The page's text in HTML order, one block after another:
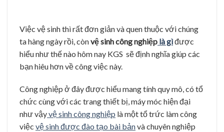
Việc vệ sinh thì rất đơn giản và quen thuộc với chúng
ta hàng ngày rồi, cònvệ sinh công nghiệp là gìđược
hiểu như thế nào hôm nay KGS sẽ định nghĩa giúp các
bạn hiêu hơn về công việc này.
Công nghiệp ở đây được hiểu mang tính quy mô, có tổ
chức cùng với các trang thiết bị, máy móc hiện đại
như vậyvệ sinh công nghiệp là một tổ trức làm công
việc vệ sinh được đào tạo bài bảnvà chuyên nghiệp